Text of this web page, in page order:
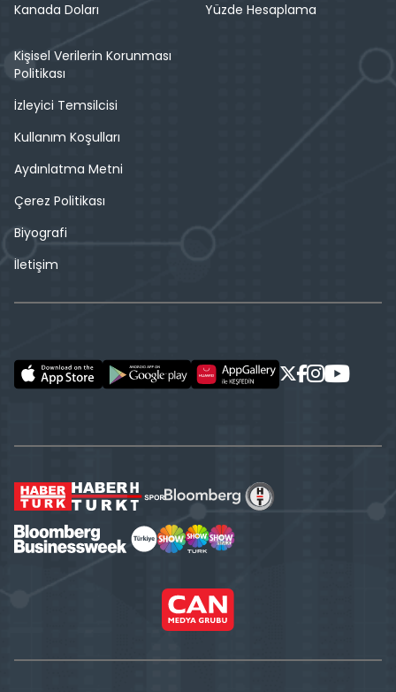
Kanada Doları
Yüzde Hesaplama
Kişisel Verilerin Korunması
Politikası
İzleyici Temsilcisi
Kullanım Koşulları
Aydınlatma Metni
Çerez Politikası
Biyografi
İletişim